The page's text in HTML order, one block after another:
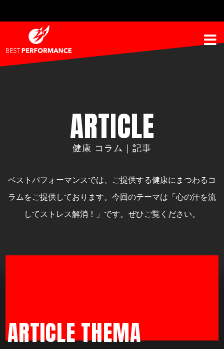
ARTICLE
健康 コラム｜記事
ベストパフォーマンスでは、ご提供する健康にまつわるコ
ラムをご提供しております。 今回のテーマは「心の汗を流
してストレス解消！」です。ぜひご覧ください。
ARTICLE THEMA